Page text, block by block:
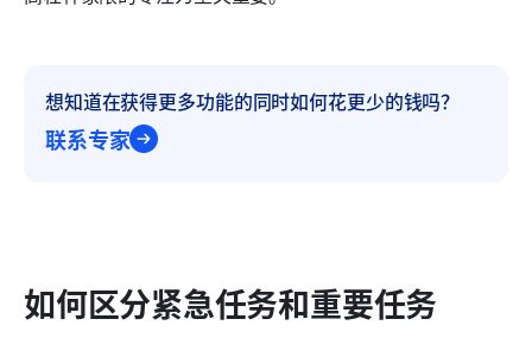
想知道在获得更多功能的同时如何花更少的钱吗？
联系专家
如何区分紧急任务和重要任务